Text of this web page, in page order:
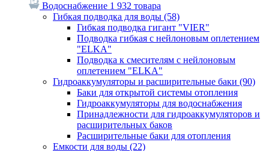
Водоснабжение 1 932 товара
Гибкая подводка для воды (58)
Гибкая подводка гигант "VIER"
Подводка гибкая с нейлоновым оплетением
"ELKA"
Подводка к смесителям с нейлоновым
оплетением "ELKA"
Гидроаккумуляторы и расширительные баки (90)
Баки для открытой системы отопления
Гидроаккумуляторы для водоснабжения
Принадлежности для гидроаккумуляторов и
расширительных баков
Расширительные баки для отопления
Емкости для воды (22)